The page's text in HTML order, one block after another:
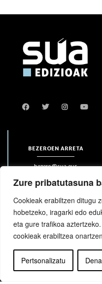
Zure pribatutasuna
Cookieak erabiltzen ditugu
hobetzeko, iragarki edo
eta gure trafikoa
cookieak erabiltzea
Pertsonalizatu
BEZEROEN ARRETA
bezero@sua.eus
HARPIDETZAK